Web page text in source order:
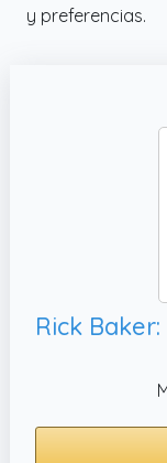
y preferencias.